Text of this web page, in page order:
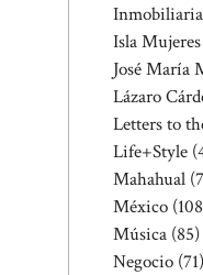
Inmobiliaria
Isla Mujeres
José María
Lázaro
Letters to
Life+Style
Mahahual
México
Música (85)
Negocio (71)